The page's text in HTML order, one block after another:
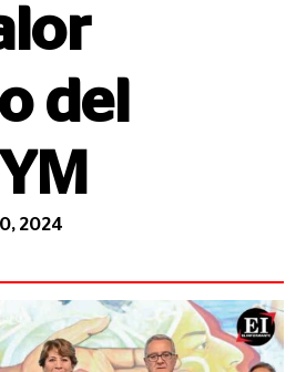
del
2024